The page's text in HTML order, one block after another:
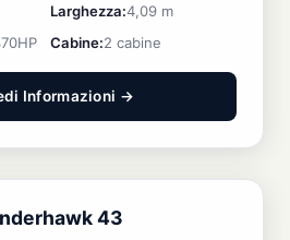
Larghezza:4,09 m
Cabine:2 cabine
Informazioni →
43